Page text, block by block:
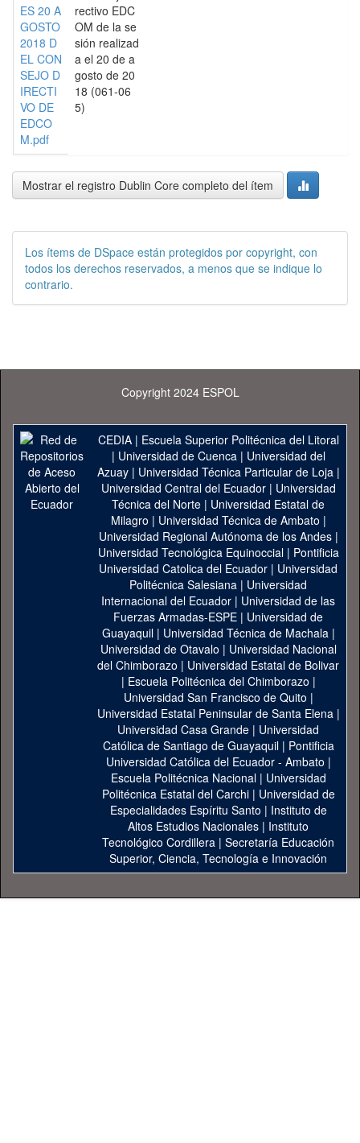
ES 20 A
GOSTO
2018 D
EL CON
SEJO D
IRECTI
VO DE
EDCO
M.pdf
rectivo EDC
OM de la se
sión realizad
a el 20 de a
gosto de 20
18 (061-06
5)
Mostrar el registro Dublin Core completo del ítem
Los ítems de DSpace están protegidos por copyright, con
todos los derechos reservados, a menos que se indique lo
contrario.
Copyright 2024 ESPOL
CEDIA| Escuela Superior Politécnica del Litoral
| Universidad de Cuenca| Universidad del
Azuay| Universidad Técnica Particular de Loja|
Universidad Central del Ecuador| Universidad
Técnica del Norte | Universidad Estatal de
Milagro | Universidad Técnica de Ambato |
Universidad Regional Autónoma de los Andes|
Universidad Tecnológica Equinoccial| Pontificia
Universidad Catolica del Ecuador | Universidad
Politécnica Salesiana | Universidad
Internacional del Ecuador | Universidad de las
Fuerzas Armadas-ESPE | Universidad de
Guayaquil| Universidad Técnica de Machala|
Universidad de Otavalo | Universidad Nacional
del Chimborazo | Universidad Estatal de Bolivar
| Escuela Politécnica del Chimborazo |
Universidad San Francisco de Quito |
Universidad Estatal Peninsular de Santa Elena|
Universidad Casa Grande | Universidad
Católica de Santiago de Guayaquil| Pontificia
Universidad Católica del Ecuador - Ambato |
Escuela Politécnica Nacional| Universidad
Politécnica Estatal del Carchi| Universidad de
Especialidades Espíritu Santo | Instituto de
Altos Estudios Nacionales | Instituto
Tecnológico Cordillera | Secretaría Educación
Superior, Ciencia, Tecnología e Innovación